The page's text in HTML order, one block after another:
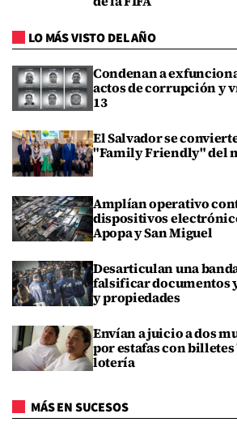
LO MÁS VISTO DEL AÑO
Condenan a
actos de corrupción y
13
El Salvador se
"Family Friendly" del
Amplían operativo
dispositivos
Apopa y San Miguel
Desarticulan una
falsificar documentos
y propiedades
Envían a juicio a dos
por estafas con
lotería
MÁS EN SUCESOS